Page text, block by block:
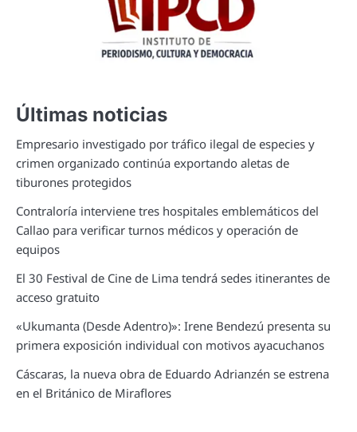
Últimas noticias
Empresario investigado por tráfico ilegal de especies y
crimen organizado continúa exportando aletas de
tiburones protegidos
Contraloría interviene tres hospitales emblemáticos del
Callao para verificar turnos médicos y operación de
equipos
El 30 Festival de Cine de Lima tendrá sedes itinerantes de
acceso gratuito
«Ukumanta (Desde Adentro)»: Irene Bendezú presenta su
primera exposición individual con motivos ayacuchanos
Cáscaras, la nueva obra de Eduardo Adrianzén se estrena
en el Británico de Miraflores